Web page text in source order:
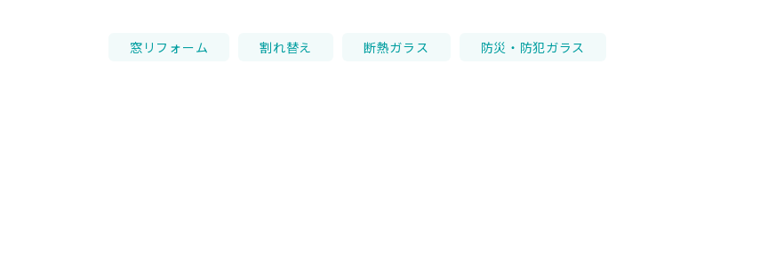
窓リフォーム 割れ替え 断熱ガラス 防災・防犯ガラス